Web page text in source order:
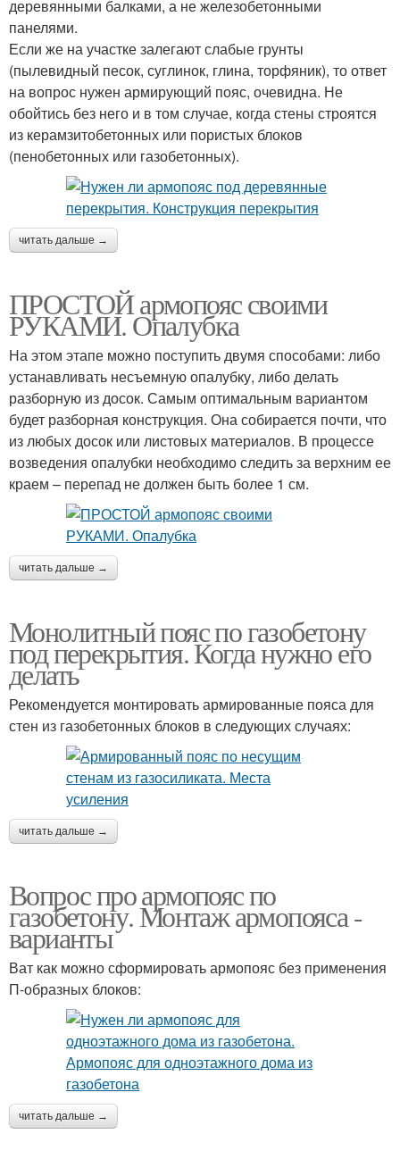
деревянными балками, а не железобетонными
панелями.
Если же на участке залегают слабые грунты
(пылевидный песок, суглинок, глина, торфяник), то ответ
на вопрос нужен армирующий пояс, очевидна. Не
обойтись без него и в том случае, когда стены строятся
из керамзитобетонных или пористых блоков
(пенобетонных или газобетонных).
читать дальше →
ПРОСТОЙ армопояс своими
РУКАМИ. Опалубка
На этом этапе можно поступить двумя способами: либо
устанавливать несъемную опалубку, либо делать
разборную из досок. Самым оптимальным вариантом
будет разборная конструкция. Она собирается почти, что
из любых досок или листовых материалов. В процессе
возведения опалубки необходимо следить за верхним ее
краем – перепад не должен быть более 1 см.
читать дальше →
Монолитный пояс по газобетону
под перекрытия. Когда нужно его
делать
Рекомендуется монтировать армированные пояса для
стен из газобетонных блоков в следующих случаях:
читать дальше →
Вопрос про армопояс по
газобетону. Монтаж армопояса -
варианты
Ват как можно сформировать армопояс без применения
П-образных блоков:
читать дальше →